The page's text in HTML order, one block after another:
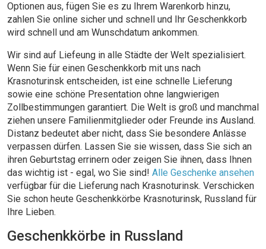
Optionen aus, fügen Sie es zu Ihrem Warenkorb hinzu,
zahlen Sie online sicher und schnell und Ihr Geschenkkorb
wird schnell und am Wunschdatum ankommen.
Wir sind auf Liefeung in alle Städte der Welt spezialisiert.
Wenn Sie für einen Geschenkkorb mit uns nach
Krasnoturinsk entscheiden, ist eine schnelle Lieferung
sowie eine schöne Presentation ohne langwierigen
Zollbestimmungen garantiert. Die Welt is groß und manchmal
ziehen unsere Familienmitglieder oder Freunde ins Ausland.
Distanz bedeutet aber nicht, dass Sie besondere Anlässe
verpassen dürfen. Lassen Sie sie wissen, dass Sie sich an
ihren Geburtstag errinern oder zeigen Sie ihnen, dass Ihnen
das wichtig ist - egal, wo Sie sind! Alle Geschenke ansehen
verfügbar für die Lieferung nach Krasnoturinsk. Verschicken
Sie schon heute Geschenkkörbe Krasnoturinsk, Russland für
Ihre Lieben.
Geschenkkörbe in Russland